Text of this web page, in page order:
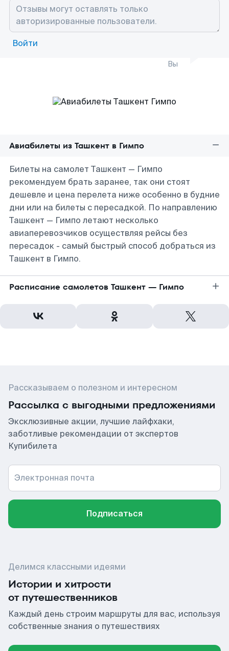
Войти
Вы
Авиабилеты из Ташкент в Гимпо
Билеты на самолет Ташкент — Гимпо
рекомендуем брать заранее, так они стоят
дешевле и цена перелета ниже особенно в будние
дни или на билеты с пересадкой. По направлению
Ташкент — Гимпо летают несколько
авиаперевозчиков осуществляя рейсы без
пересадок - самый быстрый способ добраться из
Ташкент в Гимпо.
Расписание самолетов Ташкент — Гимпо
Рассказываем о полезном и интересном
Рассылка с выгодными предложениями
Эксклюзивные акции, лучшие лайфхаки,
заботливые рекомендации от экспертов
Купибилета
Электронная почта
Подписаться
Делимся классными идеями
Истории и хитрости
от путешественников
Каждый день строим маршруты для вас, используя
собственные знания о путешествиях